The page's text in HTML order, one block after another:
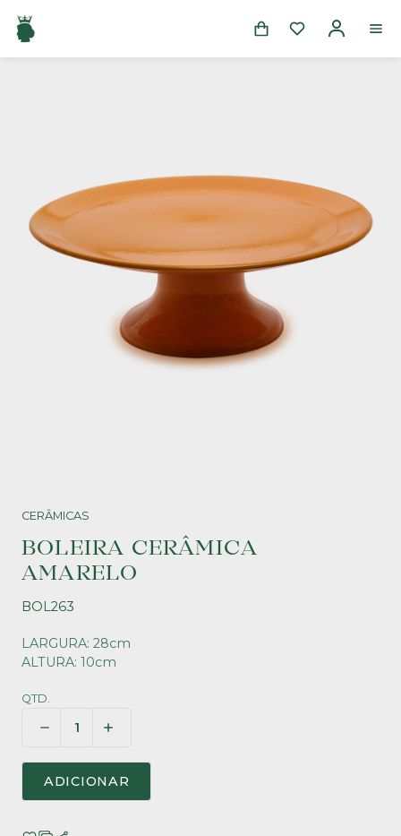
CERÂMICAS
BOLEIRA CERÂMICA
AMARELO
BOL263
LARGURA: 28cm
ALTURA: 10cm
QTD.
ADICIONAR